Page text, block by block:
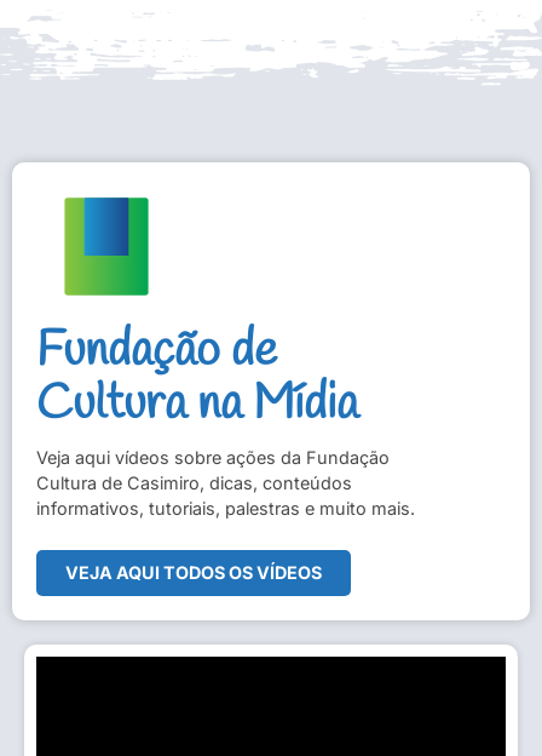
Fundação de
Cultura na Mídia
Veja aqui vídeos sobre ações da Fundação
Cultura de Casimiro, dicas, conteúdos
informativos, tutoriais, palestras e muito mais.
VEJA AQUI TODOS OS VÍDEOS